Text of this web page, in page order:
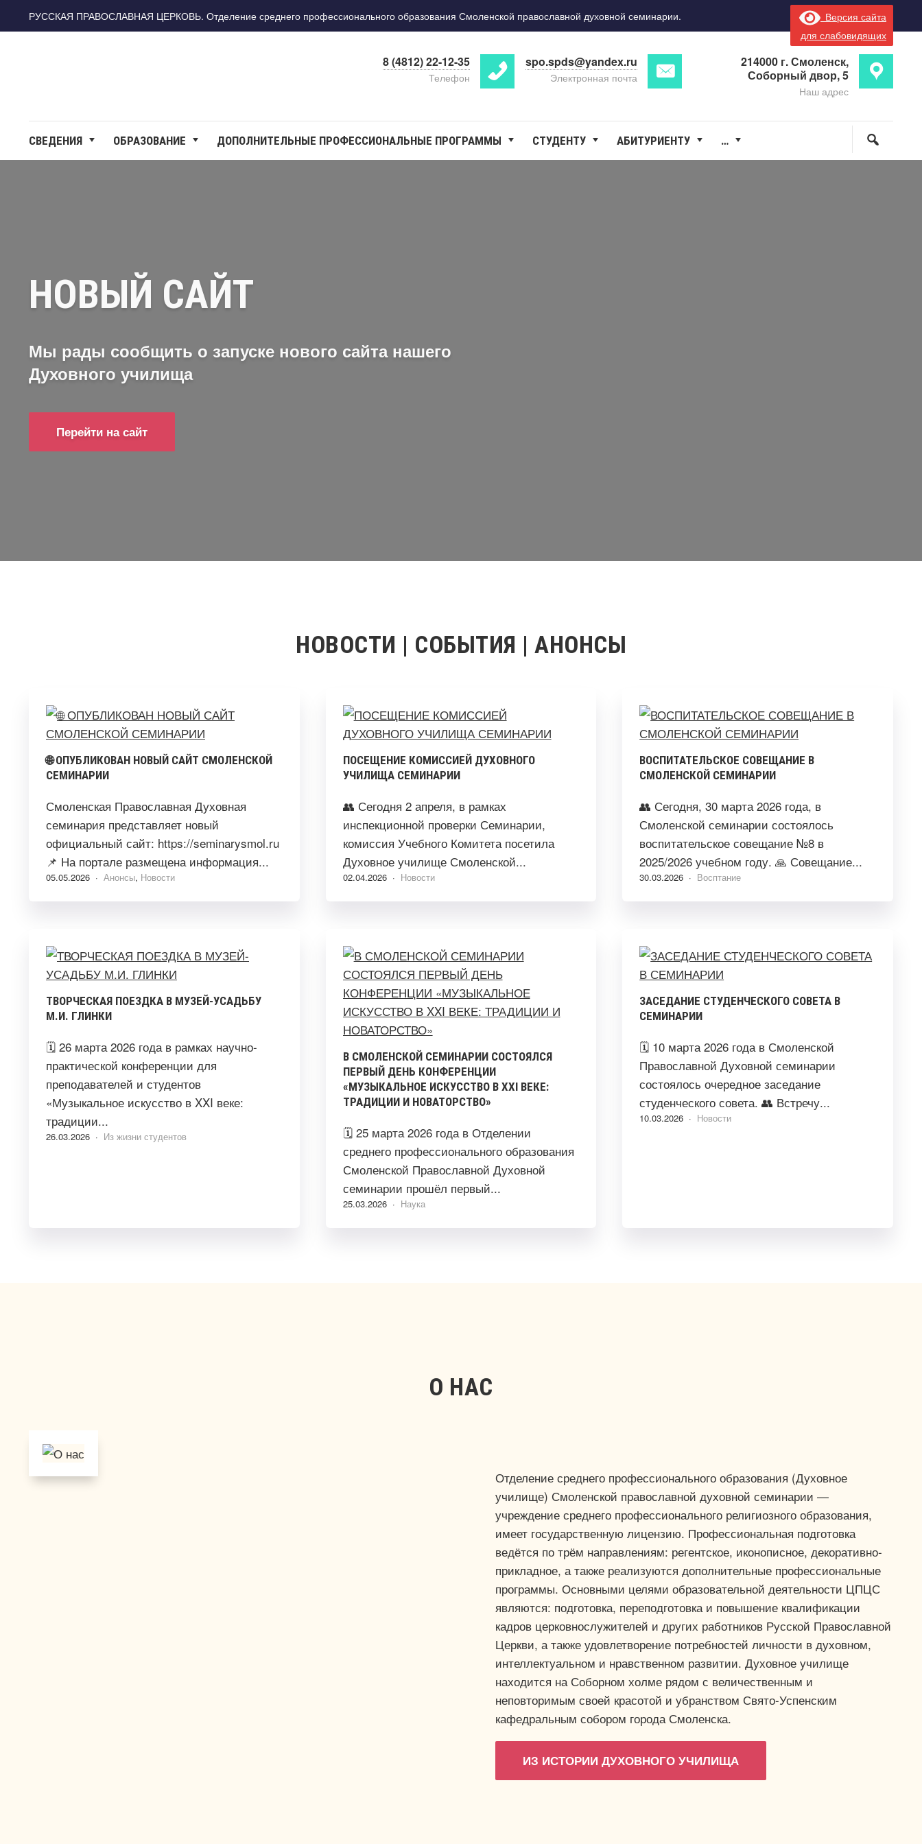
РУССКАЯ ПРАВОСЛАВНАЯ ЦЕРКОВЬ. Отделение среднего профессионального образования Смоленской православной духовной семинарии.
Версия сайта
для слабовидящих
8 (4812) 22-12-35
Телефон
spo.spds@yandex.ru
Электронная почта
214000 г. Смоленск,
Соборный двор, 5
Наш адрес
СВЕДЕНИЯ ОБРАЗОВАНИЕ ДОПОЛНИТЕЛЬНЫЕ ПРОФЕССИОНАЛЬНЫЕ ПРОГРАММЫ СТУДЕНТУ АБИТУРИЕНТУ …
НОВЫЙ САЙТ
Мы рады сообщить о запуске нового сайта нашего
Духовного училища
Перейти на сайт
НОВОСТИ | СОБЫТИЯ | АНОНСЫ
🌐 ОПУБЛИКОВАН НОВЫЙ САЙТ СМОЛЕНСКОЙ
СЕМИНАРИИ
Смоленская Православная Духовная
семинария представляет новый
официальный сайт: https://seminarysmol.ru
📌 На портале размещена информация...
05.05.2026 · Анонсы, Новости
ПОСЕЩЕНИЕ КОМИССИЕЙ ДУХОВНОГО
УЧИЛИЩА СЕМИНАРИИ
👥 Сегодня 2 апреля, в рамках
инспекционной проверки Семинарии,
комиссия Учебного Комитета посетила
Духовное училище Смоленской...
02.04.2026 · Новости
ВОСПИТАТЕЛЬСКОЕ СОВЕЩАНИЕ В
СМОЛЕНСКОЙ СЕМИНАРИИ
👥 Сегодня, 30 марта 2026 года, в
Смоленской семинарии состоялось
воспитательское совещание №8 в
2025/2026 учебном году. 🙏 Совещание...
30.03.2026 · Восптание
ТВОРЧЕСКАЯ ПОЕЗДКА В МУЗЕЙ-УСАДЬБУ
М.И. ГЛИНКИ
🗓️ 26 марта 2026 года в рамках научно-
практической конференции для
преподавателей и студентов
«Музыкальное искусство в XXI веке:
традиции...
26.03.2026 · Из жизни студентов
В СМОЛЕНСКОЙ СЕМИНАРИИ СОСТОЯЛСЯ
ПЕРВЫЙ ДЕНЬ КОНФЕРЕНЦИИ
«МУЗЫКАЛЬНОЕ ИСКУССТВО В XXI ВЕКЕ:
ТРАДИЦИИ И НОВАТОРСТВО»
🗓️ 25 марта 2026 года в Отделении
среднего профессионального образования
Смоленской Православной Духовной
семинарии прошёл первый...
25.03.2026 · Наука
ЗАСЕДАНИЕ СТУДЕНЧЕСКОГО СОВЕТА В
СЕМИНАРИИ
🗓 10 марта 2026 года в Смоленской
Православной Духовной семинарии
состоялось очередное заседание
студенческого совета. 👥 Встречу...
10.03.2026 · Новости
О НАС
Отделение среднего профессионального образования (Духовное
училище) Смоленской православной духовной семинарии —
учреждение среднего профессионального религиозного образования,
имеет государственную лицензию. Профессиональная подготовка
ведётся по трём направлениям: регентское, иконописное, декоративно-
прикладное, а также реализуются дополнительные профессиональные
программы. Основными целями образовательной деятельности ЦПЦС
являются: подготовка, переподготовка и повышение квалификации
кадров церковнослужителей и других работников Русской Православной
Церкви, а также удовлетворение потребностей личности в духовном,
интеллектуальном и нравственном развитии. Духовное училище
находится на Соборном холме рядом с величественным и
неповторимым своей красотой и убранством Свято-Успенским
кафедральным собором города Смоленска.
ИЗ ИСТОРИИ ДУХОВНОГО УЧИЛИЩА